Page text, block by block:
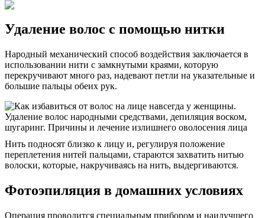
Удаление волос с помощью нитки
Народный механический способ воздействия заключается в
использовании нити с замкнутыми краями, которую
перекручивают много раз, надевают петли на указательные и
большие пальцы обеих рук.
Нить подносят близко к лицу и, регулируя положение
переплетения нитей пальцами, стараются захватить нитью
волоски, которые, накручиваясь на нить, выдергиваются.
Фотоэпиляция в домашних условиях
Операция проводится специальным прибором и наилучшего